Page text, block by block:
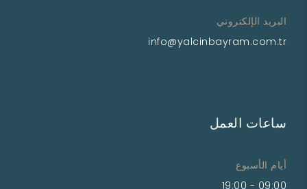
البريد الإلكتروني
info@yalcinbayram.com.tr
ساعات العمل
أيام الأسبوع
09:00 - 19:00